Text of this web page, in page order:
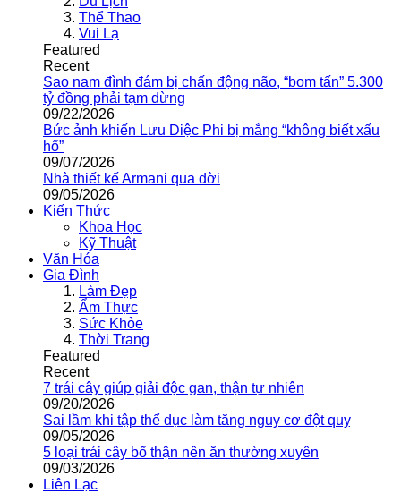
Thể Thao
Vui Lạ
Featured
Recent
Sao nam đình đám bị chấn động não, “bom tấn” 5.300
tỷ đồng phải tạm dừng
09/22/2026
Bức ảnh khiến Lưu Diệc Phi bị mắng “không biết xấu
hổ”
09/07/2026
Nhà thiết kế Armani qua đời
09/05/2026
Kiến Thức
Khoa Học
Kỹ Thuật
Văn Hóa
Gia Đình
Làm Đẹp
Ẩm Thực
Sức Khỏe
Thời Trang
Featured
Recent
7 trái cây giúp giải độc gan, thận tự nhiên
09/20/2026
Sai lầm khi tập thể dục làm tăng nguy cơ đột quỵ
09/05/2026
5 loại trái cây bổ thận nên ăn thường xuyên
09/03/2026
Liên Lạc